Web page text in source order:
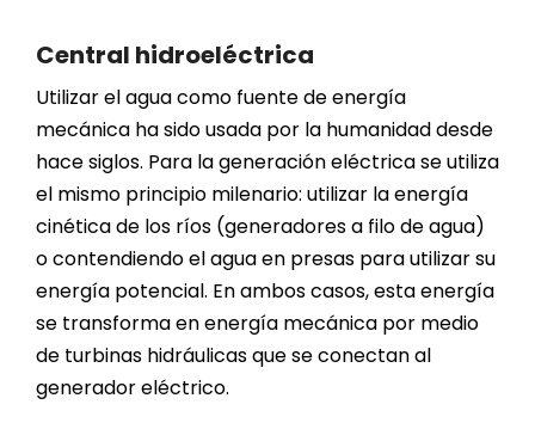
Central hidroeléctrica
Utilizar el agua como fuente de energía
mecánica ha sido usada por la humanidad desde
hace siglos. Para la generación eléctrica se utiliza
el mismo principio milenario: utilizar la energía
cinética de los ríos (generadores a filo de agua)
o contendiendo el agua en presas para utilizar su
energía potencial. En ambos casos, esta energía
se transforma en energía mecánica por medio
de turbinas hidráulicas que se conectan al
generador eléctrico.